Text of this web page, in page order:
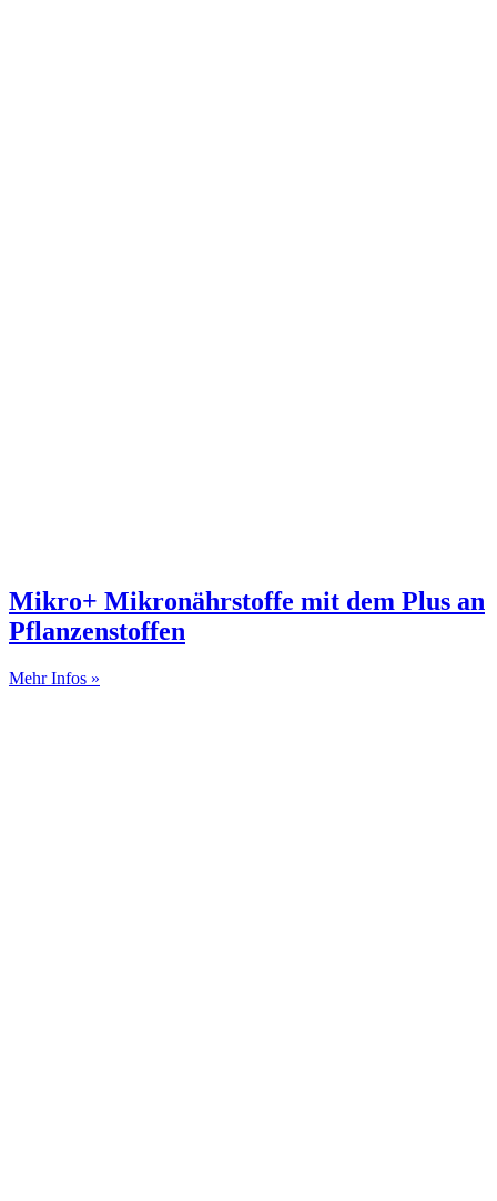
Mikro+ Mikronährstoffe mit dem Plus an
Pflanzenstoffen
Mehr Infos »